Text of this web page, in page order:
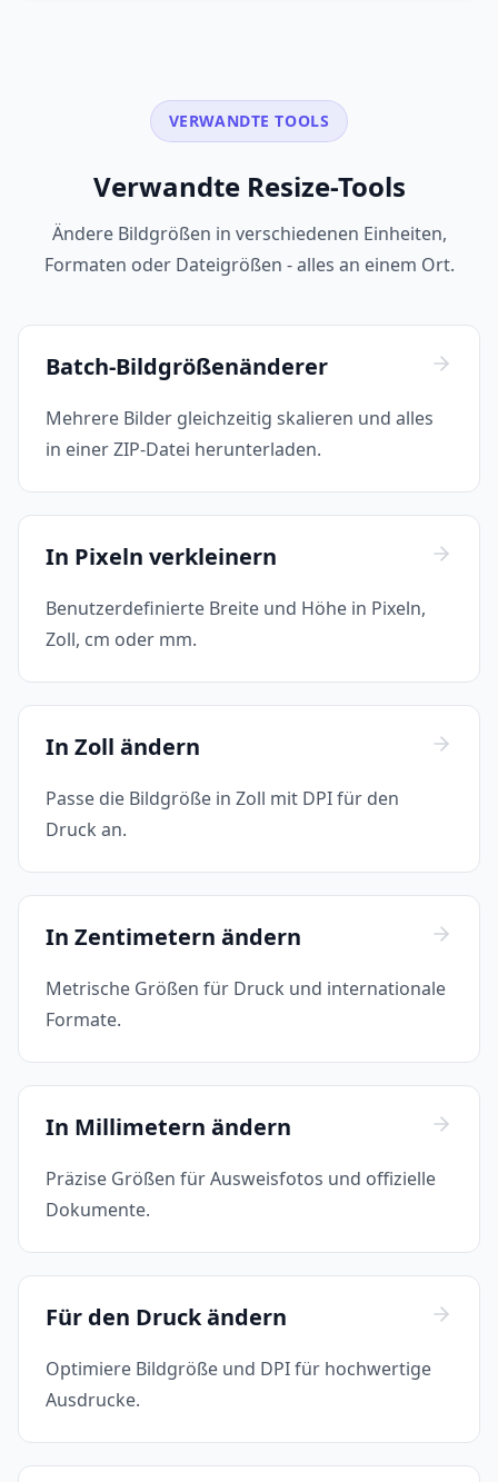
VERWANDTE TOOLS
Verwandte Resize-Tools
Ändere Bildgrößen in verschiedenen Einheiten,
Formaten oder Dateigrößen - alles an einem Ort.
Batch-Bildgrößenänderer
Mehrere Bilder gleichzeitig skalieren und alles
in einer ZIP-Datei herunterladen.
In Pixeln verkleinern
Benutzerdefinierte Breite und Höhe in Pixeln,
Zoll, cm oder mm.
In Zoll ändern
Passe die Bildgröße in Zoll mit DPI für den
Druck an.
In Zentimetern ändern
Metrische Größen für Druck und internationale
Formate.
In Millimetern ändern
Präzise Größen für Ausweisfotos und offizielle
Dokumente.
Für den Druck ändern
Optimiere Bildgröße und DPI für hochwertige
Ausdrucke.